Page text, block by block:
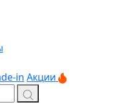
in Акции